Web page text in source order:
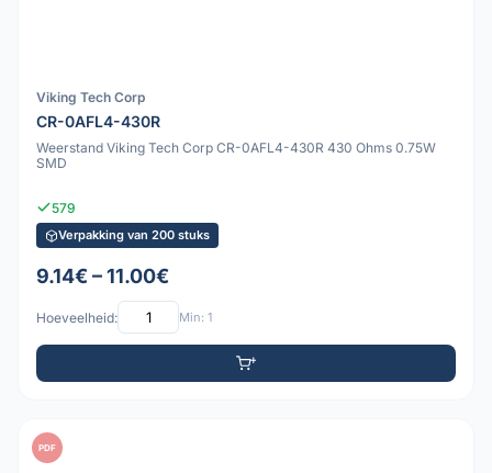
Viking Tech Corp
CR-0AFL4-430R
Weerstand Viking Tech Corp CR-0AFL4-430R 430 Ohms 0.75W
SMD
579
Verpakking van 200 stuks
9.14€ – 11.00€
Hoeveelheid: Min: 1
PDF